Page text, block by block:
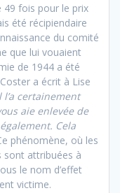
49 fois pour le prix
été récipiendaire
du comité
que lui vouaient
de 1944 a été
a écrit à Lise
certainement
aie enlevée de
Cela
phénomène, où les
sont attribuées à
le nom d’effet
victime.